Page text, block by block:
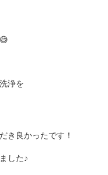
浄を
き良かったです！
した♪